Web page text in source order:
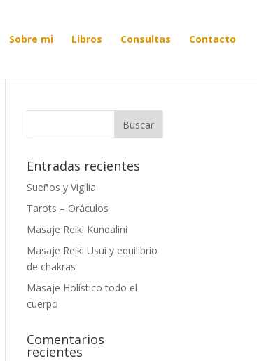
Sobre mi Libros Consultas Contacto
Entradas recientes
Sueños y Vigilia
Tarots – Oráculos
Masaje Reiki Kundalini
Masaje Reiki Usui y equilibrio
de chakras
Masaje Holístico todo el
cuerpo
Comentarios
recientes